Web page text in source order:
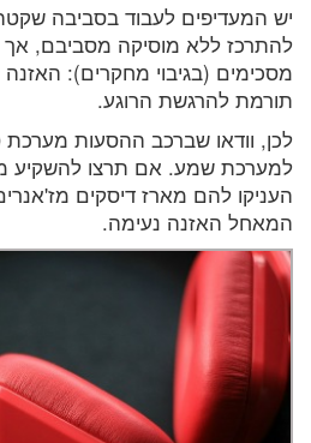
יש המעדיפים לעבוד בסביבה
להתרכז ללא מוסיקה מסביבם,
מסכימים (בגיבוי מחקרים):
תורמת להרגשת הרוגע.
לכן, וודאו שברכב ההסעות מערכת
למערכת שמע. אם תרצו להשקיע
העניקו להם מארז דיסקים
המאחל האזנה נעימה.